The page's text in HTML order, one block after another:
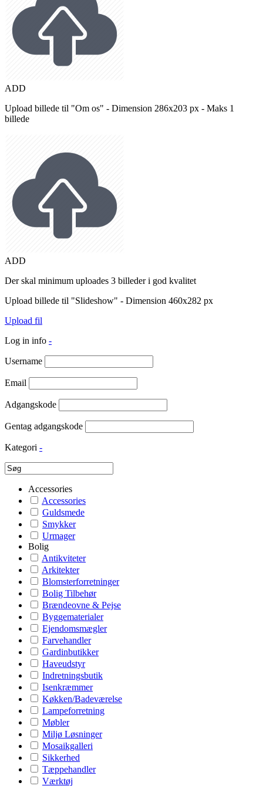
ADD
Upload billede til "Om os" - Dimension 286x203 px - Maks 1
billede
ADD
Der skal minimum uploades 3 billeder i god kvalitet
Upload billede til "Slideshow" - Dimension 460x282 px
Upload fil
Log in info -
Username
Email
Adgangskode
Gentag adgangskode
Kategori -
Accessories
Accessories
Guldsmede
Smykker
Urmager
Bolig
Antikviteter
Arkitekter
Blomsterforretninger
Bolig Tilbehør
Brændeovne & Pejse
Byggematerialer
Ejendomsmægler
Farvehandler
Gardinbutikker
Haveudstyr
Indretningsbutik
Isenkræmmer
Køkken/Badeværelse
Lampeforretning
Møbler
Miljø Løsninger
Mosaikgalleri
Sikkerhed
Tæppehandler
Værktøj